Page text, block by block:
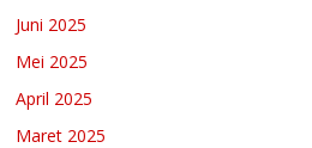
Juni 2025
Mei 2025
April 2025
Maret 2025